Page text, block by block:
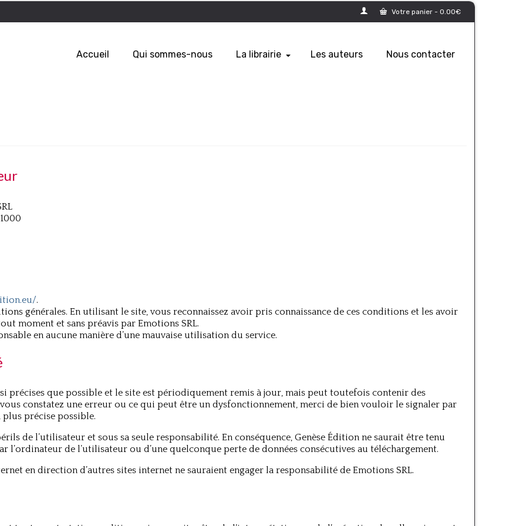
Votre panier - 0.00€
Accueil Qui sommes-nous La librairie Les auteurs Nous contacter
.
générales. En utilisant le site, vous reconnaissez avoir pris connaissance de ces conditions et les avoir
moment et sans préavis par Emotions SRL.
en aucune manière d’une mauvaise utilisation du service.
précises que possible et le site est périodiquement remis à jour, mais peut toutefois contenir des
constatez une erreur ou ce qui peut être un dysfonctionnement, merci de bien vouloir le signaler par
précise possible.
de l’utilisateur et sous sa seule responsabilité. En conséquence, Genèse Édition ne saurait être tenu
l’ordinateur de l’utilisateur ou d’une quelconque perte de données consécutives au téléchargement.
en direction d’autres sites internet ne sauraient engager la responsabilité de Emotions SRL.